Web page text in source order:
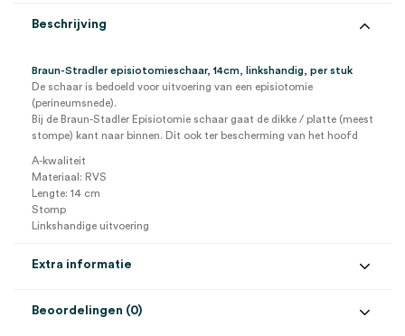
Beschrijving
Braun-Stradler episiotomieschaar, 14cm, linkshandig, per stuk
De schaar is bedoeld voor uitvoering van een episiotomie
(perineumsnede).
Bij de Braun-Stadler Episiotomie schaar gaat de dikke / platte (meest
stompe) kant naar binnen. Dit ook ter bescherming van het hoofd
A-kwaliteit
Materiaal: RVS
Lengte: 14 cm
Stomp
Linkshandige uitvoering
Extra informatie
Beoordelingen (0)